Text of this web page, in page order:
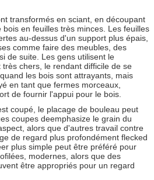
transformés en sciant, en découpant
en feuilles très minces. Les feuilles
au-dessus d'un support plus épais,
comme faire des meubles, des
de suite. Les gens utilisent le
chers, le rendant difficile de se
les bois sont attrayants, mais
en tant que fermes morceaux,
de fournir l'appui pour le bois.
coupé, le placage de bouleau peut
coupes deemphasize le grain du
alors que d'autres travail contre
de regard plus profondément flecked
plus simple peut être préféré pour
modernes, alors que des
être appropriés pour un regard